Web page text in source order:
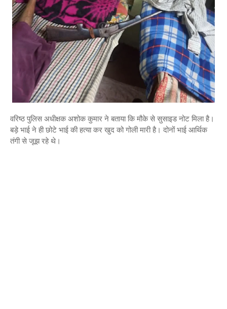
वरिष्ठ पुलिस अधीक्षक अशोक कुमार ने बताया कि मौके से सुसाइड नोट मिला है।
बड़े भाई ने ही छोटे भाई की हत्या कर खुद को गोली मारी है। दोनों भाई आर्थिक
तंगी से जूझ रहे थे।